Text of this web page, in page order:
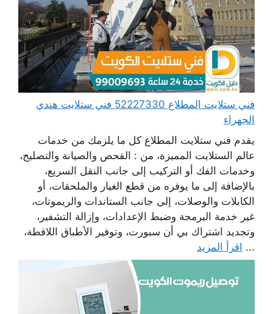
فني ستلايت المطلاع 52227330 فني ستلايت هندي
الجهراء
يقدم فني ستلايت المطلاع كل ما يلزمك من خدمات
عالم الستلايت المميزة، من : الفحص والصيانة والتصليح،
وخدمات الفك أو التركيب إلى جانب النقل السريع،
بالإضافة إلى ما يوفره من قطع الغيار والملحقات، أو
الكابلات والوصلات، إلى جانب الستاندات والريموتات،
غير خدمة البرمجة وضبط الإعدادات، وإزالة التشفير،
وتجديد اشتراك بي أن سبورت، وتوفير الأطباق اللاقطة،
... اقرأ المزيد